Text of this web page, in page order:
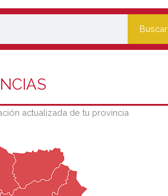
Buscar
actualizada de tu provincia